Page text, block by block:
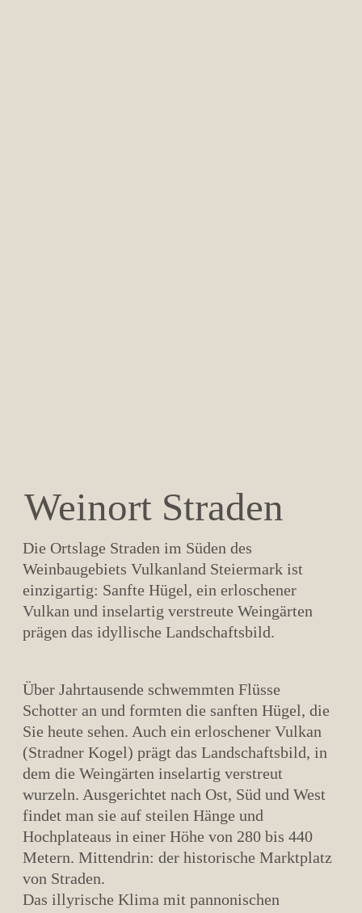
Weinort Straden
Die Ortslage Straden im Süden des
Weinbaugebiets Vulkanland Steiermark ist
einzigartig: Sanfte Hügel, ein erloschener
Vulkan und inselartig verstreute Weingärten
prägen das idyllische Landschaftsbild.
Über Jahrtausende schwemmten Flüsse
Schotter an und formten die sanften Hügel, die
Sie heute sehen. Auch ein erloschener Vulkan
(Stradner Kogel) prägt das Landschaftsbild, in
dem die Weingärten inselartig verstreut
wurzeln. Ausgerichtet nach Ost, Süd und West
findet man sie auf steilen Hänge und
Hochplateaus in einer Höhe von 280 bis 440
Metern. Mittendrin: der historische Marktplatz
von Straden.
Das illyrische Klima mit pannonischen